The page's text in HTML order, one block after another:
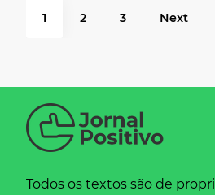
de
postsPage
1 Page
2 Page
3 Next
Todos os textos são de